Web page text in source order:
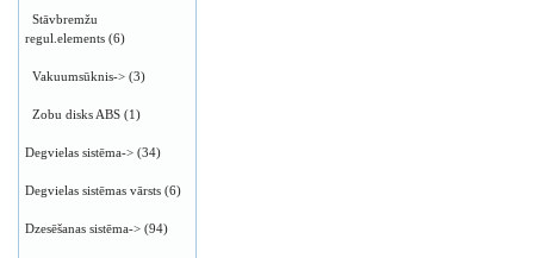
Stāvbremžu
regul.elements (6)
Vakuumsūknis-> (3)
Zobu disks ABS (1)
Degvielas sistēma-> (34)
Degvielas sistēmas vārsts (6)
Dzesēšanas sistēma-> (94)